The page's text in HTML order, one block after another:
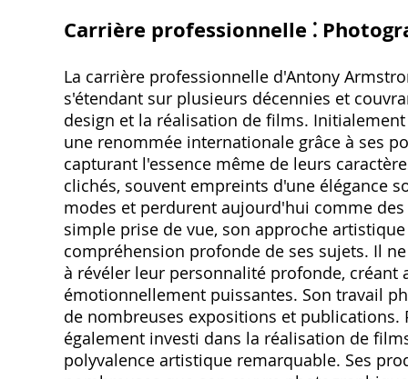
Carrière professionnelle ⁚
La carrière professionnelle d'Antony
s'étendant sur plusieurs décennies et
design et la réalisation de films.
une renommée internationale grâce à ses
capturant l'essence même de leurs
clichés, souvent empreints d'une élégance
modes et perdurent aujourd'hui comme
simple prise de vue, son approche
compréhension profonde de ses sujets. Il
à révéler leur personnalité profonde, créant
émotionnellement puissantes. Son travail
de nombreuses expositions et
également investi dans la réalisation de
polyvalence artistique remarquable. Ses